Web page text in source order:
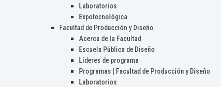
Laboratorios
Expotecnológica
Facultad de Producción y Diseño
Acerca de la Facultad
Escuela Pública de Diseño
Líderes de programa
Programas | Facultad de Producción y Diseño
Laboratorios